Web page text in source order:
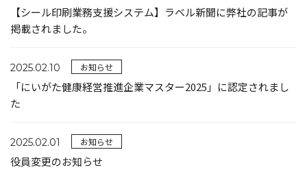
【シール印刷業務支援システム】ラベル新聞に弊社の記事が
掲載されました。
2025.02.10 お知らせ
「にいがた健康経営推進企業マスター2025」に認定されまし
た
2025.02.01 お知らせ
役員変更のお知らせ